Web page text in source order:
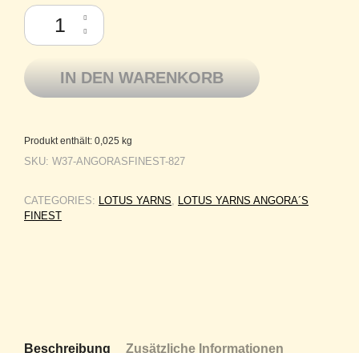
Lotus Yarn Angora´s Finest - nur zertifiziertes, ausgekämmtes
IN DEN WARENKORB
Produkt enthält: 0,025 kg
SKU: W37-ANGORASFINEST-827
CATEGORIES: LOTUS YARNS
LOTUS YARNS ANGORA´S
FINEST
Beschreibung Zusätzliche Informationen